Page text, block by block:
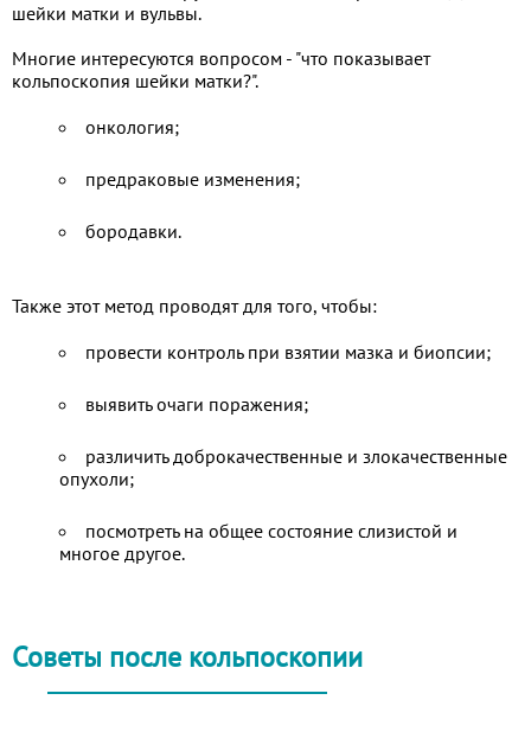
шейки матки и вульвы.
Многие интересуются вопросом - "что показывает
кольпоскопия шейки матки?".
онкология;
предраковые изменения;
бородавки.
Также этот метод проводят для того, чтобы:
провести контроль при взятии мазка и биопсии;
выявить очаги поражения;
различить доброкачественные и злокачественные
опухоли;
посмотреть на общее состояние слизистой и
многое другое.
Советы после кольпоскопии